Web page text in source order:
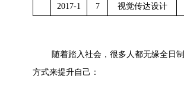
2017-1 7 视觉传达设计
随着踏入社会，很多人都无缘全日制
方式来提升自己：